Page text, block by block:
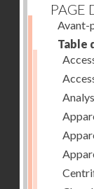
PAGE
Avant-
Table